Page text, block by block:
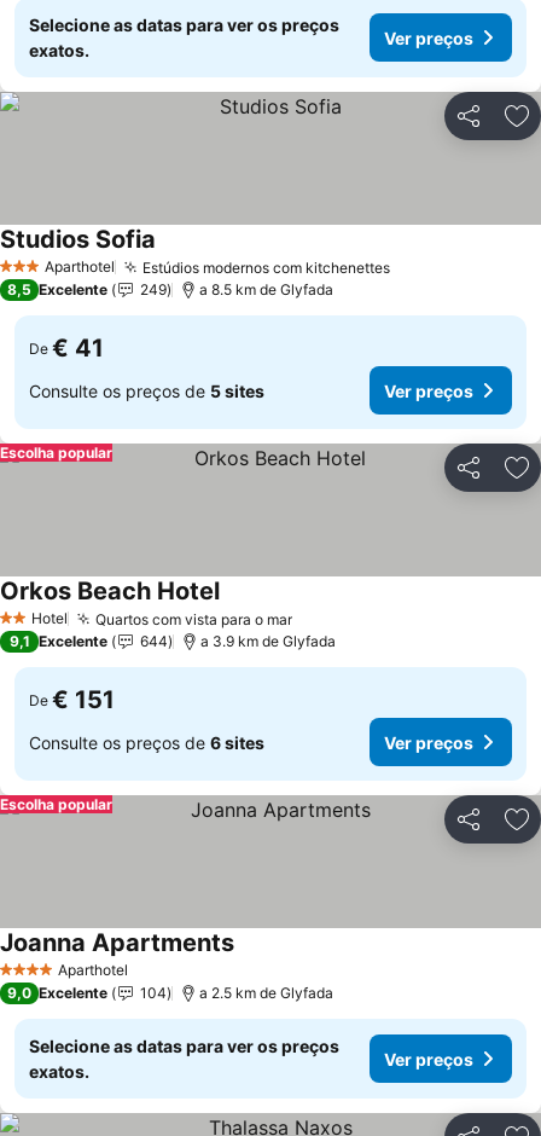
Selecione as datas para ver os preços
exatos.
Ver preços
Partilhar
3 EstrelasAparthotel Estúdios modernos com kitchenettesVer preços
Studios Sofia
8,5 Excelente 249 a 8.5 km de Glyfada
De € 41
Consulte os preços de 5 sites Ver preços
Partilhar
Escolha popular
2 Estrelas
Hotel Quartos com vista para o marVer preços
Orkos Beach HotelVer preços
9,1 Excelente 644 a 3.9 km de Glyfada
De € 151
Consulte os preços de 6 sites Ver preços
Partilhar
Escolha popular
4 EstrelasAparthotel
Joanna ApartmentsVer preços
9,0 Excelente 104 a 2.5 km de Glyfada
Selecione as datas para ver os preços
exatos.
Ver preços